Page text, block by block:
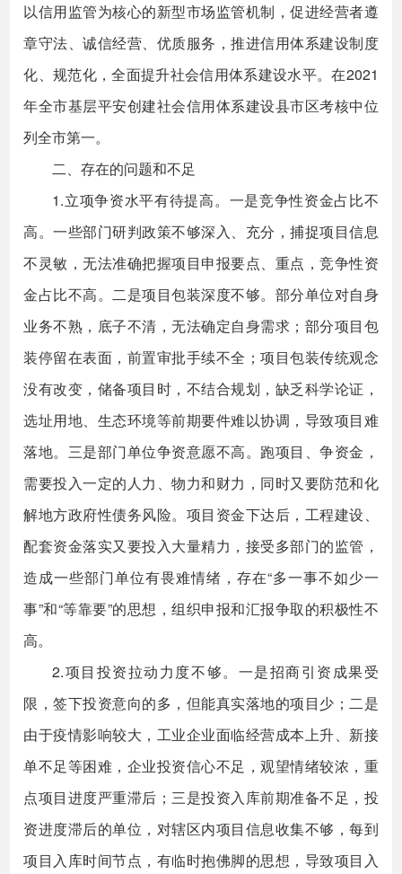
以信用监管为核心的新型市场监管机制，促进经营者遵
章守法、诚信经营、优质服务，推进信用体系建设制度
化、规范化，全面提升社会信用体系建设水平。在2021
年全市基层平安创建社会信用体系建设县市区考核中位
列全市第一。
二、存在的问题和不足
1.立项争资水平有待提高。一是竞争性资金占比不
高。一些部门研判政策不够深入、充分，捕捉项目信息
不灵敏，无法准确把握项目申报要点、重点，竞争性资
金占比不高。二是项目包装深度不够。部分单位对自身
业务不熟，底子不清，无法确定自身需求；部分项目包
装停留在表面，前置审批手续不全；项目包装传统观念
没有改变，储备项目时，不结合规划，缺乏科学论证，
选址用地、生态环境等前期要件难以协调，导致项目难
落地。三是部门单位争资意愿不高。跑项目、争资金，
需要投入一定的人力、物力和财力，同时又要防范和化
解地方政府性债务风险。项目资金下达后，工程建设、
配套资金落实又要投入大量精力，接受多部门的监管，
造成一些部门单位有畏难情绪，存在“多一事不如少一
事”和“等靠要”的思想，组织申报和汇报争取的积极性不
高。
2.项目投资拉动力度不够。一是招商引资成果受
限，签下投资意向的多，但能真实落地的项目少；二是
由于疫情影响较大，工业企业面临经营成本上升、新接
单不足等困难，企业投资信心不足，观望情绪较浓，重
点项目进度严重滞后；三是投资入库前期准备不足，投
资进度滞后的单位，对辖区内项目信息收集不够，每到
项目入库时间节点，有临时抱佛脚的思想，导致项目入